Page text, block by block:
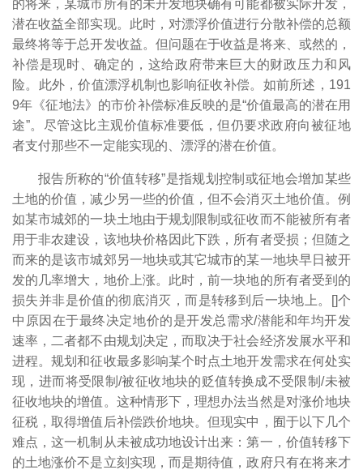
的将来，某城市所有的未开发地块确有可能都被实际开发，
潜在收益全部实现。此时，对漂浮价值进行分散补偿的总额
最终将等于总开发收益。但问题在于收益是将来、或然的，
补偿是现时、确定的，这给政府带来巨大的财政压力和风
险。此外，价值漂浮机制也影响征收补偿。如前所述，191
9年《征地法》的市价补偿标准反映的是“价值最高的潜在用
途”。尽管这比主观价值标准要低，但仍要求政府向被征地
者支付那些不一定能实现的、漂浮的潜在价值。
报告所称的“价值转移”是指规划控制或征地会增加某些
土地的价值，减少另一些的价值，但不会消灭土地价值。例
如某市城郊的一块土地由于规划限制或征收而不能被所有者
用于非农建设，该地块价格因此下跌，所有者受损；但随之
而来的是该市城郊另一地块或其它城市的某一地块早日被开
发的几率增大，地价上涨。此时，前一块地的所有者受到的
损失并非是价值的彻底消灭，而是转移到后一块地上。[]个
中原因在于最终决定地价的是开发总需求/潜能和年均开发
速率，二者都不由规划决定，而取决于社会经济发展水平和
进程。规划和征收最多影响某个时点土地开发需求在何处实
现，进而将受限制/被征收地块的贬值转换成不受限制/未被
征收地块的增值。这种情形下，理想办法当然是对涨价地块
征税，取得增值后补偿跌价地块。但现实中，囿于以下几个
难点，这一机制从未被成功地设计出来：第一，价值转移下
的土地涨价不是立刻实现，而是期待值，政府只有在将来才